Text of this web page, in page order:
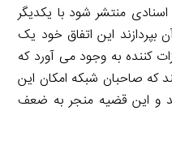
اسنادی منتشر شود با یکدیگر
بپردازند این اتفاق خود یک
کننده به وجود می آورد که
که صاحبان شبکه امکان این
و این قضیه منجر به ضعف